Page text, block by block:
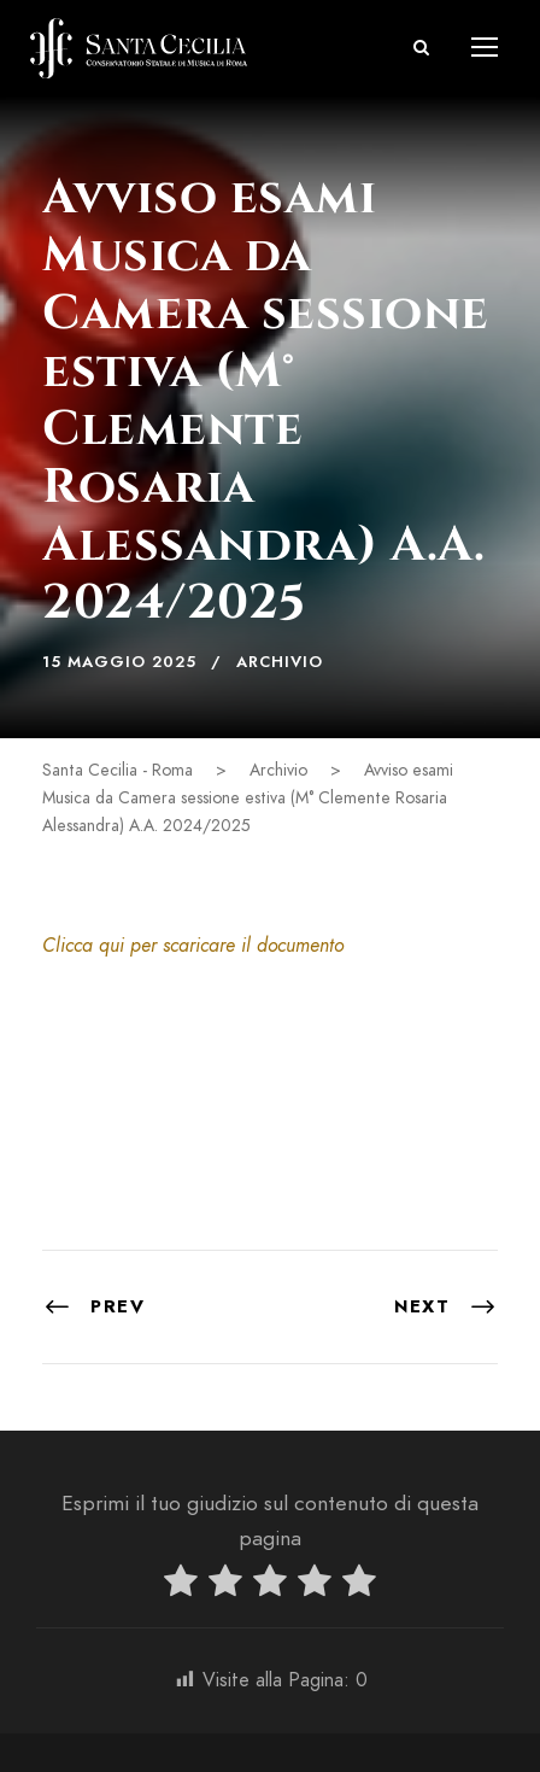
Avviso esami
Musica da
Camera sessione
estiva (M°
Clemente
Rosaria
Alessandra) A.A.
2024/2025
15 MAGGIO 2025 ARCHIVIO
Santa Cecilia - Roma > Archivio >
Avviso esami
Musica da Camera sessione estiva (M° Clemente Rosaria
Alessandra) A.A. 2024/2025
Clicca qui per scaricare il documento
PREV NEXT
Esprimi il tuo giudizio sul contenuto di questa
pagina
Visite alla Pagina: 0